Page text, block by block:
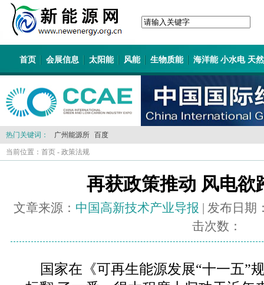
首页 会展信息 太阳能 风能 生物质能 海洋能 小水电 天
热门关键词： 广州能源所 百度
当前位置： 首页 - 政策法规
再获政策推动 风电欲
文章来源： 中国高新技术产业导报 | 发布日期
击次数：
国家在《可再生能源发展“十一五”